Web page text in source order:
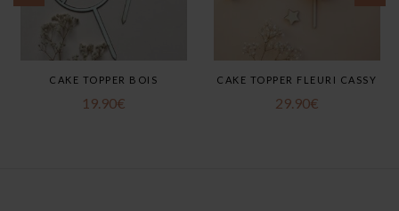
CAKE TOPPER BOIS
19.90€
CAKE TOPPER FLEURI CASSY
29.90€